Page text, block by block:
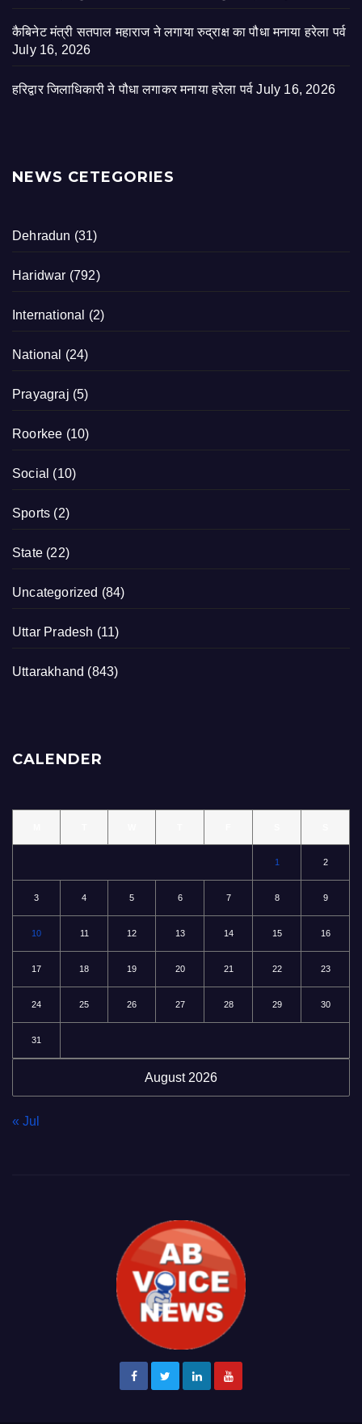
कैबिनेट मंत्री सतपाल महाराज ने लगाया रुद्राक्ष का पौधा मनाया हरेला पर्व
July 16, 2026
हरिद्वार जिलाधिकारी ने पौधा लगाकर मनाया हरेला पर्व July 16, 2026
NEWS CETEGORIES
Dehradun (31)
Haridwar (792)
International (2)
National (24)
Prayagraj (5)
Roorkee (10)
Social (10)
Sports (2)
State (22)
Uncategorized (84)
Uttar Pradesh (11)
Uttarakhand (843)
CALENDER
August 2026
1 2
3 4 5 6 7 8 9
10 11 12 13 14 15 16
17 18 19 20 21 22 23
24 25 26 27 28 29 30
31
« Jul